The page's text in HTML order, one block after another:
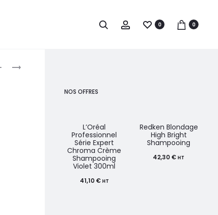
0 0
navigationNOS OFFRES
L’Oréal
Professionnel
Série Expert
Chroma Crème
Shampooing
Violet 300ml
41,10 € HT
Redken Blondage
High Bright
Shampooing
42,30 € HT